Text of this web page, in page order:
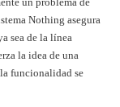
Nothing asegura
sea de la línea
la idea de una
funcionalidad se